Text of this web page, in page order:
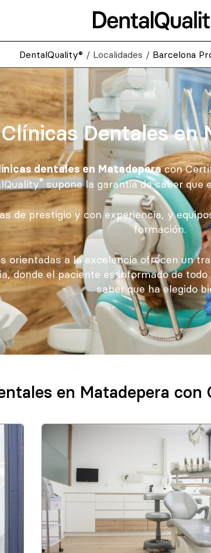
DentalQuality® / Localidades / Barcelona
Clínicas Dentales en
dentales en Matadeperacon
®supone la garantía de saber que
de prestigio y con experiencia, y
formación.
orientadas a la excelencia ofrecen un
donde el paciente es informado de
saber que ha elegido
en Matadepera